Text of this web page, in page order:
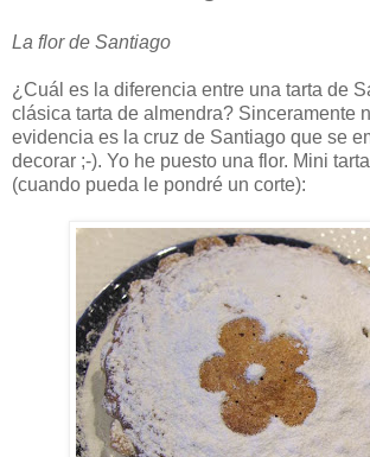
La flor de Santiago
¿Cuál es la diferencia entre una tarta de
clásica tarta de almendra? Sinceramente
evidencia es la cruz de Santiago que se
decorar ;-). Yo he puesto una flor. Mini
(cuando pueda le pondré un corte):